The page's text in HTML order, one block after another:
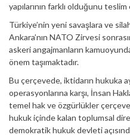
yapılarının farklı olduğunu
Türkiye’nin yeni savaşlara ve
Ankara’nın NATO Zirvesi
askeri angajmanların
önem taşımaktadır.
Bu çerçevede, iktidarın hukuka
operasyonlarına karşı, İnsan
temel hak ve özgürlükler
hukuk içinde kalan toplumsal
demokratik hukuk devleti